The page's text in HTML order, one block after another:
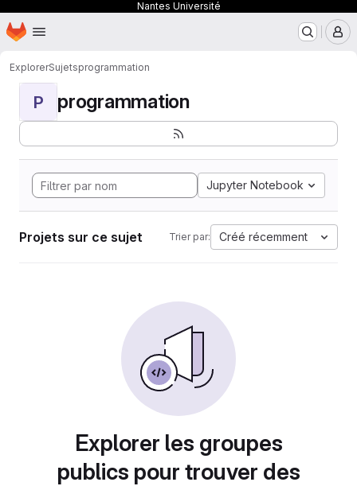
Nantes Université
Passer au contenu principal
Page d'accueil
ExplorerSujetsprogrammation
P programmation
Jupyter Notebook
Projets sur ce sujet Trier par: Créé récemment
Explorer les groupes
publics pour trouver des